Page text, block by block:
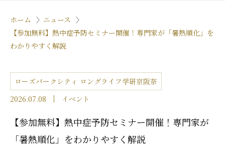
ホーム
ニュース
【参加無料】熱中症予防セミナー開催！専門家が「暑熱順化」を
わかりやすく解説
ローズパークシティ ロングライフ学研京阪奈
2026.07.08
イベント
【参加無料】熱中症予防セミナー開催！専門家が
「暑熱順化」をわかりやすく解説